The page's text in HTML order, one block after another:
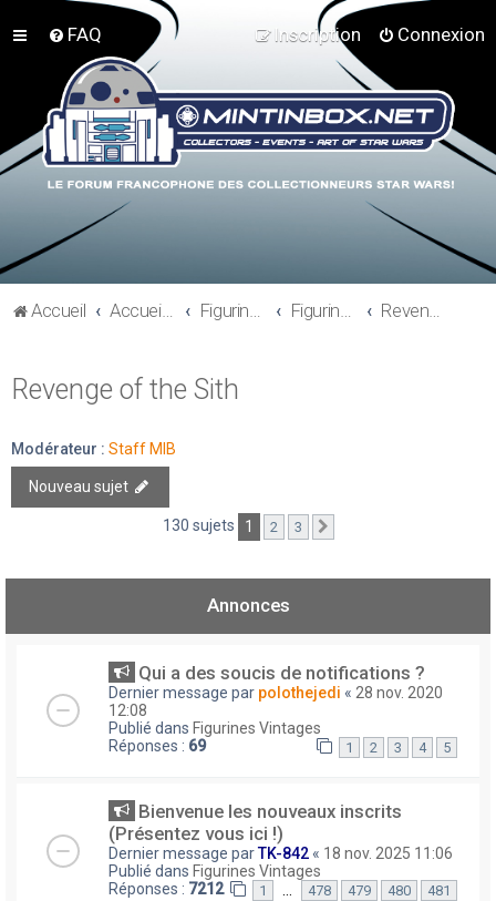
FAQ Connexion
Inscription
Accueil Accueil du forum Figurines 3"3/4, Playsets, Vaisseaux,… Figurines Modernes Revenge of the Sith
Revenge of the Sith
Modérateur : Staff MIB
Nouveau sujet
130 sujets 1 2 3
Annonces
Qui a des soucis de notifications ?
Dernier message par polothejedi « 28 nov. 2020
12:08
Publié dans Figurines Vintages
Réponses : 69 1 2 3 4 5
Bienvenue les nouveaux inscrits
(Présentez vous ici !)
Dernier message parTK-842 « 18 nov. 2025 11:06
Publié dans Figurines Vintages
Réponses : 7212 1 … 478 479 480 481